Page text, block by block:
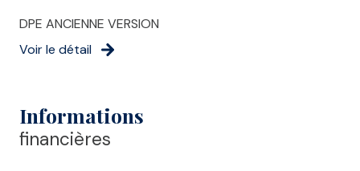
DPE ANCIENNE VERSION
Voir le détail
Informations
financières